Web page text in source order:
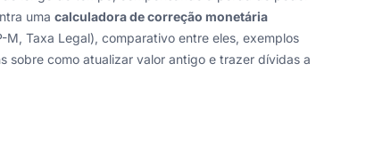
uma calculadora de correção monetária
Taxa Legal), comparativo entre eles, exemplos
sobre como atualizar valor antigo e trazer dívidas a